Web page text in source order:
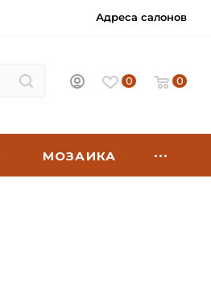
Адреса салонов
0 0
МОЗАИКА